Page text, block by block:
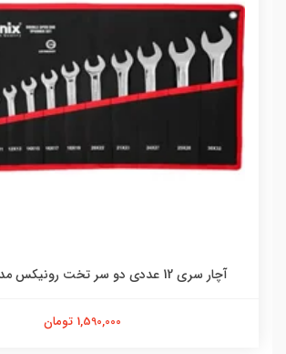
آچار سری 12 عددی دو سر تخت رونیکس مدل RH-2205
1,590,000 تومان